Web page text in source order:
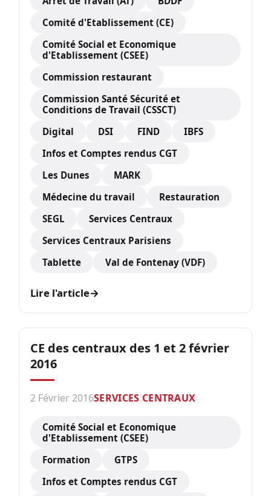
Comité d'Etablissement (CE)
Comité Social et Economique
d'Etablissement (CSEE)
Commission restaurant
Commission Santé Sécurité et
Conditions de Travail (CSSCT)
Digital
DSI FIND
IBFS
Infos et Comptes rendus CGT
Les Dunes
MARK
Médecine du travail
Restauration
SEGL
Services Centraux
Services Centraux Parisiens
Tablette
Val de Fontenay (VDF)
Lire l'article→
CE des centraux des 1 et 2 février
2016
2 Février 2016SERVICES CENTRAUX
Comité Social et Economique
d'Etablissement (CSEE)
Formation
GTPS
Infos et Comptes rendus CGT